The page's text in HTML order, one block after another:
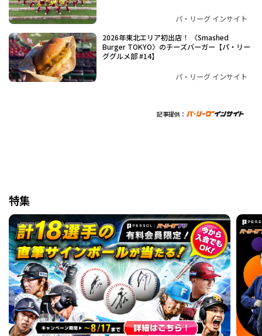
パ・リーグ インサイト
2026年東北エリア初出店！ 〈Smashed
Burger TOKYO〉のチーズバーガー【パ・リー
ググルメ部 #14】
パ・リーグ インサイト
記事提供：
特集